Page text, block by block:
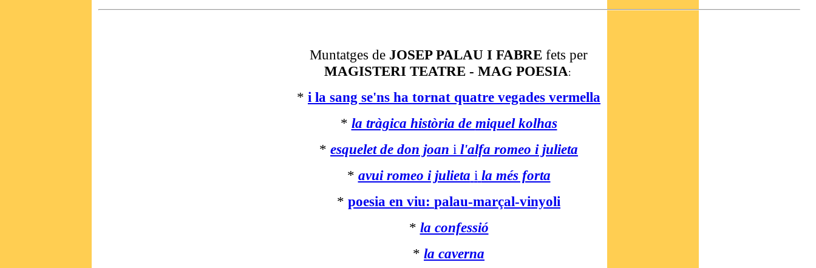
Muntatges de JOSEP PALAU I FABRE fets per
MAGISTERI TEATRE - MAG POESIA:
* i la sang se'ns ha tornat quatre vegades vermella
* la tràgica història de miquel kolhas
* esquelet de don joan i l'alfa romeo i julieta
* avui romeo i julieta i la més forta
* poesia en viu: palau-marçal-vinyoli
* la confessió
* la caverna